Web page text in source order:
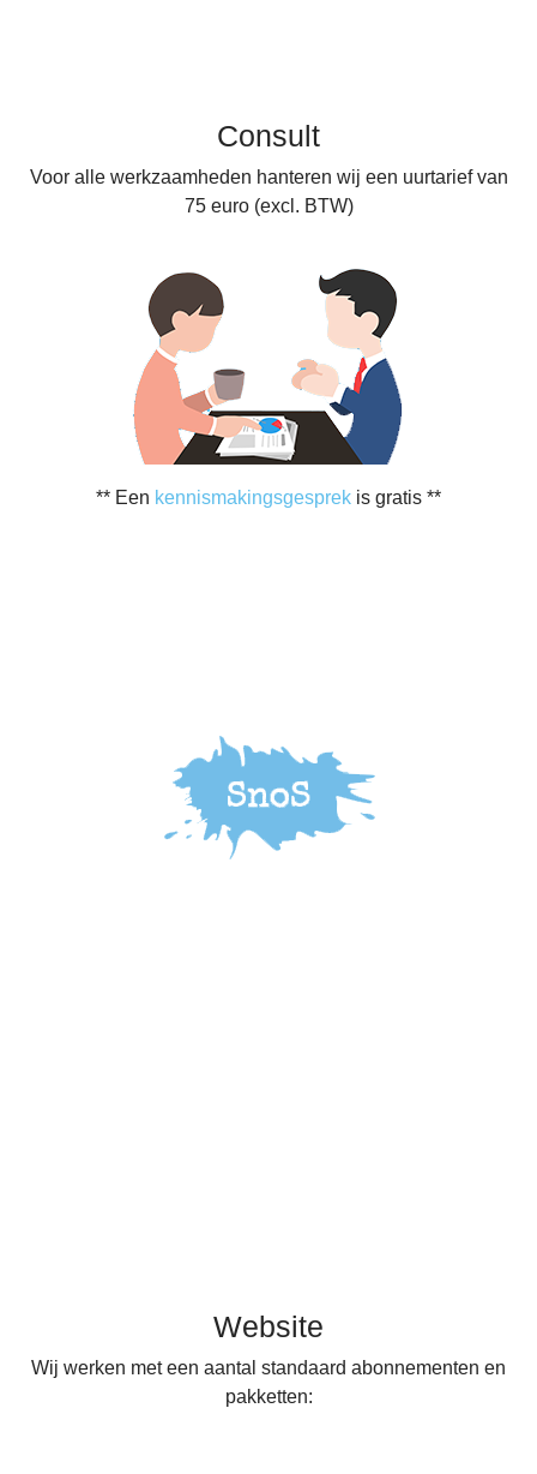
Consult
Voor alle werkzaamheden hanteren wij een uurtarief van
75 euro (excl. BTW)
** Een kennismakingsgesprek is gratis **
Website
Wij werken met een aantal standaard abonnementen en
pakketten: